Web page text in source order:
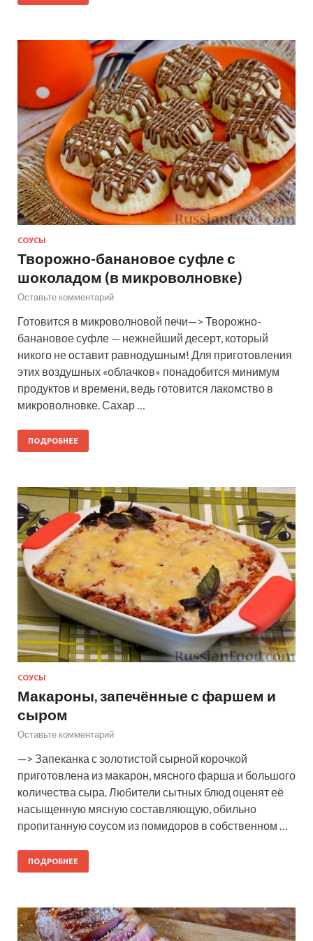
СОУСЫ
Творожно-банановое суфле с
шоколадом (в микроволновке)
Оставьте комментарий
Готовится в микроволновой печи—> Творожно-
банановое суфле — нежнейший десерт, который
никого не оставит равнодушным! Для приготовления
этих воздушных «облачков» понадобится минимум
продуктов и времени, ведь готовится лакомство в
микроволновке. Сахар …
ПОДРОБНЕЕ
СОУСЫ
Макароны, запечённые с фаршем и
сыром
Оставьте комментарий
—> Запеканка с золотистой сырной корочкой
приготовлена из макарон, мясного фарша и большого
количества сыра. Любители сытных блюд оценят её
насыщенную мясную составляющую, обильно
пропитанную соусом из помидоров в собственном …
ПОДРОБНЕЕ